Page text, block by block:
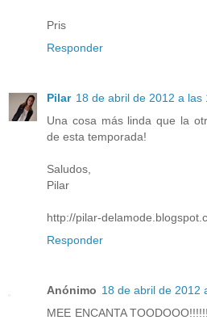
Pris
Responder
Pilar 18 de abril de 2012 a las
Una cosa más linda que la
de esta temporada!
Saludos,
Pilar
http://pilar-
Responder
Anónimo 18 de abril de 2012
MEE ENCANTA